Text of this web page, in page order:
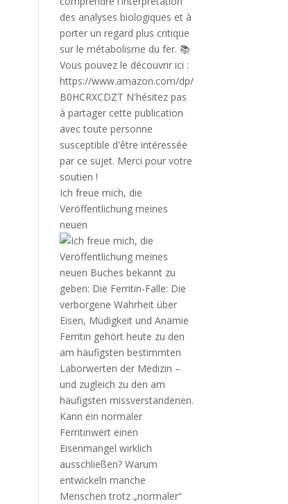
Ich freue mich, die
Veröffentlichung meines
neuen